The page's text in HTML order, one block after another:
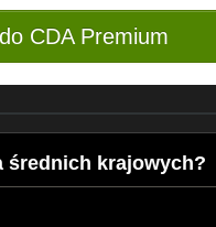
CDA Premium
średnich krajowych?